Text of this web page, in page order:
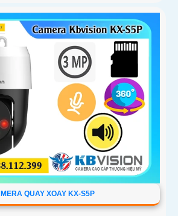
QUAY XOAY KX-S5P